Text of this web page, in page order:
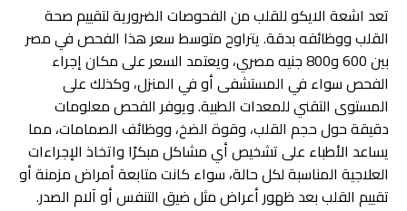
تعد اشعة الايكو للقلب من الفحوصات الضرورية لتقييم صحة
القلب ووظائفه بدقة. يتراوح متوسط سعر هذا الفحص في مصر
بين 600 و800 جنيه مصري، ويعتمد السعر على مكان إجراء
الفحص سواء في المستشفى أو في المنزل، وكذلك على
المستوى التقني للمعدات الطبية. ويوفر الفحص معلومات
دقيقة حول حجم القلب، وقوة الضخ، ووظائف الصمامات، مما
يساعد الأطباء على تشخيص أي مشاكل مبكرًا واتخاذ الإجراءات
العلاجية المناسبة لكل حالة، سواء كانت متابعة أمراض مزمنة أو
تقييم القلب بعد ظهور أعراض مثل ضيق التنفس أو آلام الصدر.